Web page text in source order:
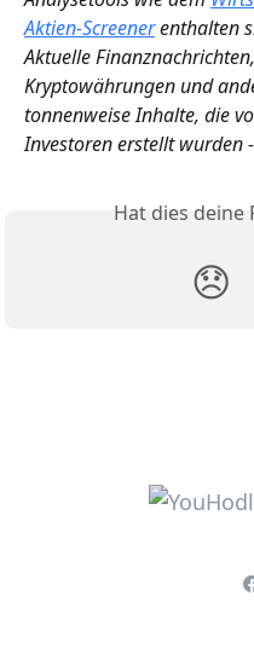
Aktien-Screener enthalten
Aktuelle
Kryptowährungen und
tonnenweise Inhalte, die
Investoren erstellt wurden
Hat dies deine
😞